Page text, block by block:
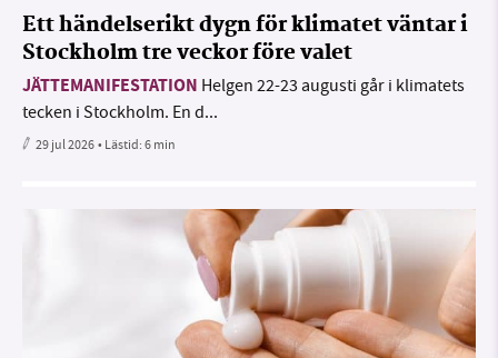
Ett händelserikt dygn för klimatet väntar i
Stockholm tre veckor före valet
JÄTTEMANIFESTATION Helgen 22-23 augusti går i klimatets
tecken i Stockholm. En d...
29 jul 2026• Lästid:6 min